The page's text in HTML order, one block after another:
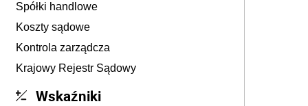
Spółki handlowe
Koszty sądowe
Kontrola zarządcza
Krajowy Rejestr Sądowy
Wskaźniki